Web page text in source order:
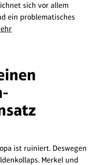
sich vor allem
ein problematisches
ist ruiniert. Deswegen
Merkel und